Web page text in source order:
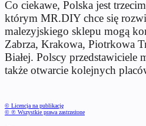
Co ciekawe, Polska jest
którym MR.DIY chce się
malezyjskiego sklepu mogą
Zabrza, Krakowa, Piotrkowa
Białej. Polscy przedstawiciele
także otwarcie kolejnych
© Licencja na publikację
© ℗ Wszystkie prawa zastrzeżone